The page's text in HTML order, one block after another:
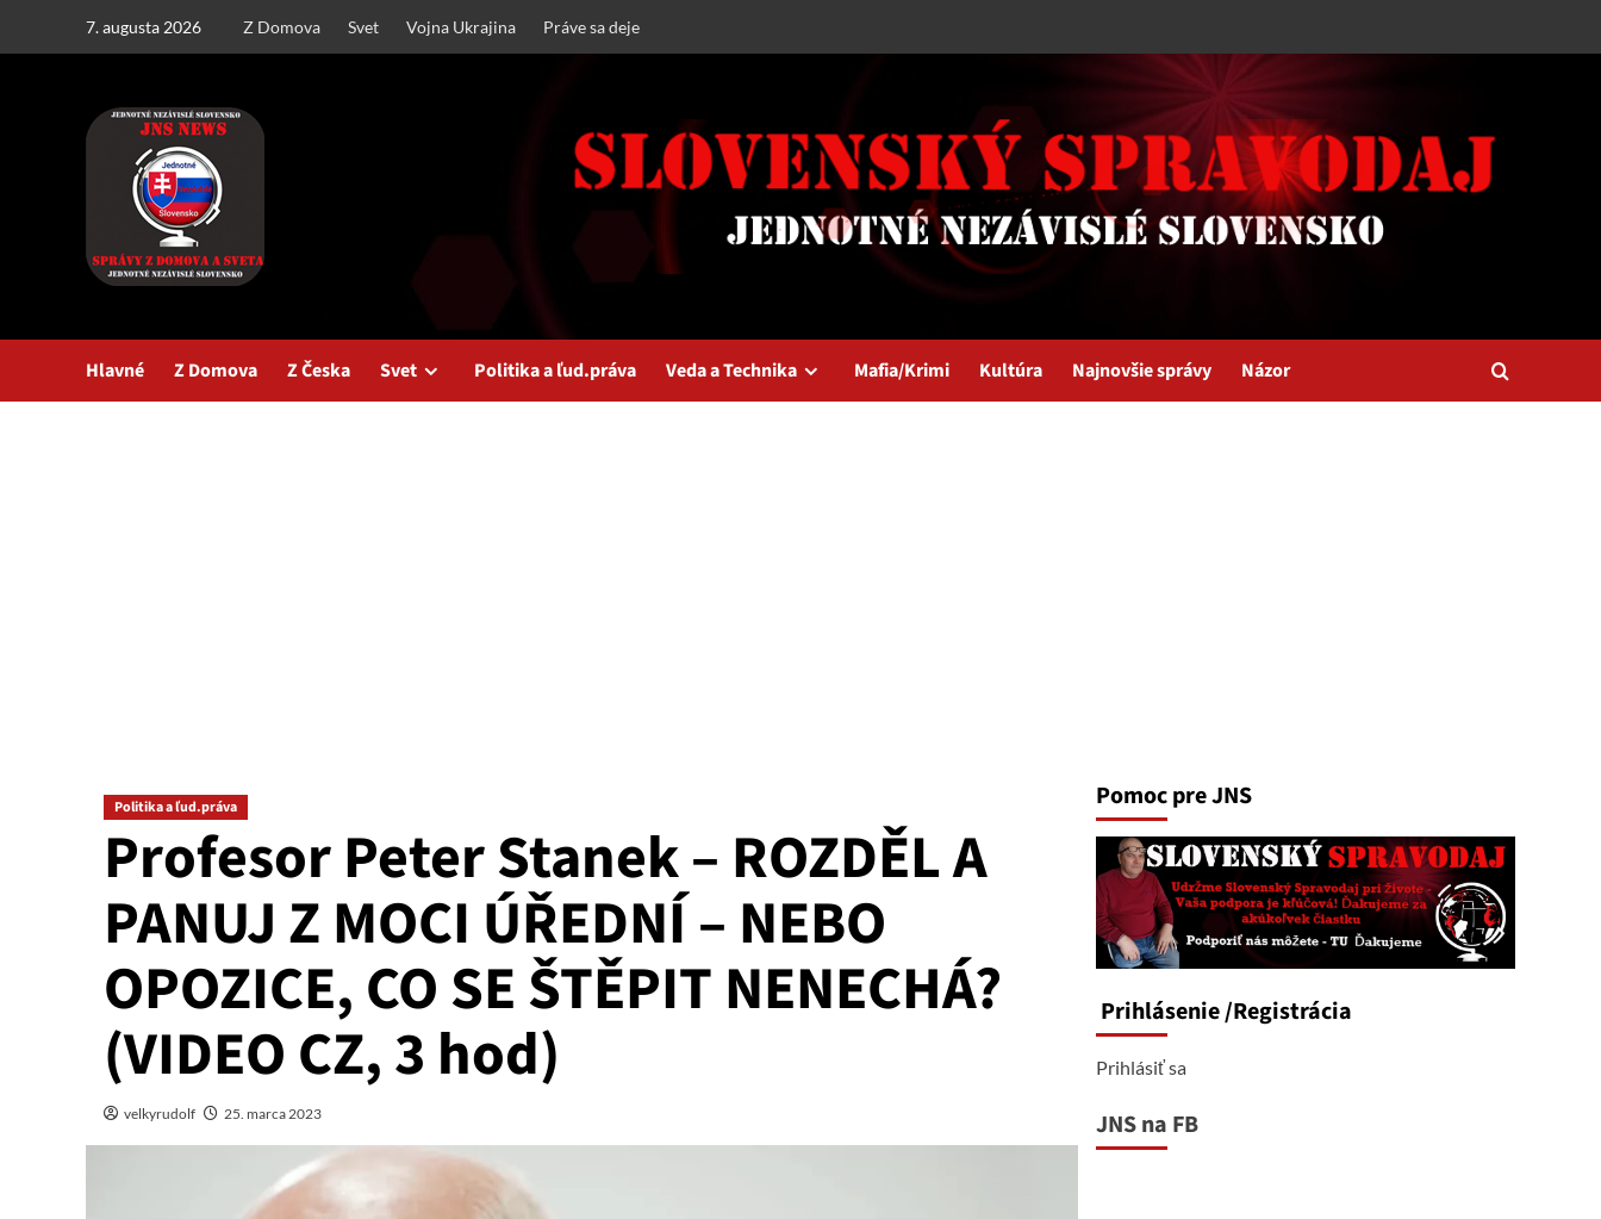
7. augusta 2026 Z Domova Svet Vojna Ukrajina Práve sa deje
Hlavné Z Domova Z Česka Svet Politika a ľud.práva Veda a Technika Mafia/Krimi Kultúra Najnovšie správy Názor
Politika a ľud.práva
Profesor Peter Stanek – ROZDĚL A
PANUJ Z MOCI ÚŘEDNÍ – NEBO
OPOZICE, CO SE ŠTĚPIT NENECHÁ?
(VIDEO CZ, 3 hod)
velkyrudolf 25. marca 2023
Pomoc pre JNS
Prihlásenie/Registrácia
Prihlásiť sa
JNS na FB